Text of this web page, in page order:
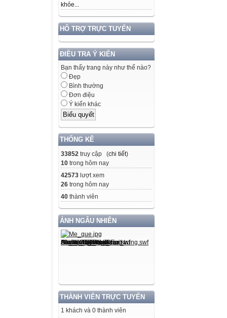
khỏe...
HỖ TRỢ TRỰC TUYẾN
ĐIỀU TRA Ý KIẾN
Bạn thấy trang này như thế nào?
Đẹp
Bình thường
Đơn điệu
Ý kiến khác
THỐNG KÊ
33852 truy cập (chi tiết)
10 trong hôm nay
42573 lượt xem
26 trong hôm nay
40 thành viên
ẢNH NGẪU NHIÊN
THÀNH VIÊN TRỰC TUYẾN
1 khách và 0 thành viên